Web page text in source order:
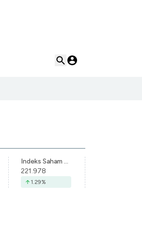
Indeks Saham Syariah Indonesia
221.978
1.29%